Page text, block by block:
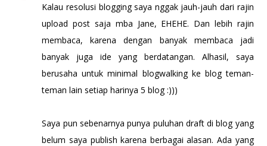
Kalau resolusi blogging saya nggak jauh-jauh dari rajin
upload post saja mba Jane, EHEHE. Dan lebih rajin
membaca, karena dengan banyak membaca jadi
banyak juga ide yang berdatangan. Alhasil, saya
berusaha untuk minimal blogwalking ke blog teman-
teman lain setiap harinya 5 blog :)))
Saya pun sebenarnya punya puluhan draft di blog yang
belum saya publish karena berbagai alasan. Ada yang